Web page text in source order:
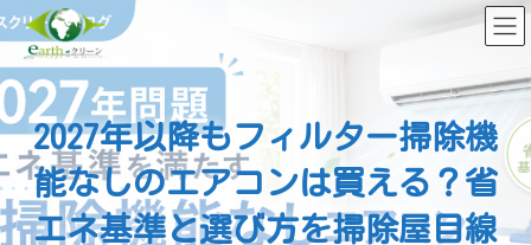
コ
ン
ン
ツ
へ
ス
キ
ッ
プ
ナ
ビ
ー
シ
ョ
ン
に
移
動
2027年以降もフィルター掃除機
能なしのエアコンは買える？省
エネ基準と選び方を掃除屋目線